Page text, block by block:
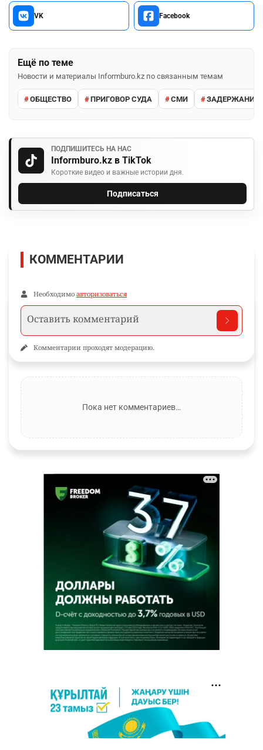
VK Facebook
Ещё по теме
Новости и материалы Informburo.kz по связанным темам
ОБЩЕСТВО ПРИГОВОР СУДА СМИ ЗАДЕРЖАНИЕ
ПОДПИШИТЕСЬ НА НАС
Informburo.kz в TikTok
Короткие видео и важные истории дня.
Подписаться
КОММЕНТАРИИ
Необходимо авторизоваться
Комментарии проходят модерацию.
Пока нет комментариев…